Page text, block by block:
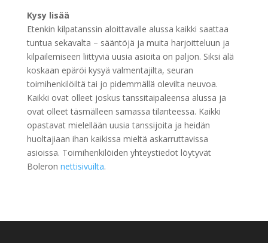
Kysy lisää
Etenkin kilpatanssin aloittavalle alussa kaikki saattaa
tuntua sekavalta – sääntöjä ja muita harjoitteluun ja
kilpailemiseen liittyviä uusia asioita on paljon. Siksi älä
koskaan epäröi kysyä valmentajilta, seuran
toimihenkilöiltä tai jo pidemmällä olevilta neuvoa.
Kaikki ovat olleet joskus tanssitaipaleensa alussa ja
ovat olleet täsmälleen samassa tilanteessa. Kaikki
opastavat mielellään uusia tanssijoita ja heidän
huoltajiaan ihan kaikissa mieltä askarruttavissa
asioissa. Toimihenkilöiden yhteystiedot löytyvät
Boleron nettisivuilta.